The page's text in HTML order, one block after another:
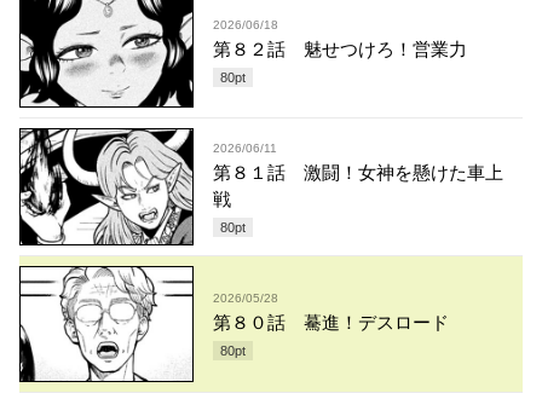
2026/06/18
第８２話 魅せつけろ！営業力
80pt
2026/06/11
第８１話 激闘！女神を懸けた車上
戦
80pt
2026/05/28
第８０話 驀進！デスロード
80pt